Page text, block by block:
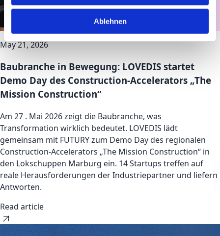
Ablehnen
May 21, 2026
Baubranche in Bewegung: LOVEDIS startet
Demo Day des Construction-Accelerators „The
Mission Construction“
Am 27 . Mai 2026 zeigt die Baubranche, was
Transformation wirklich bedeutet. LOVEDIS lädt
gemeinsam mit FUTURY zum Demo Day des regionalen
Construction-Accelerators „The Mission Construction“ in
den Lokschuppen Marburg ein. 14 Startups treffen auf
reale Herausforderungen der Industriepartner und liefern
Antworten.
Read article